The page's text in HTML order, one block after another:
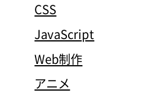
CSS
JavaScript
Web制作
アニメ